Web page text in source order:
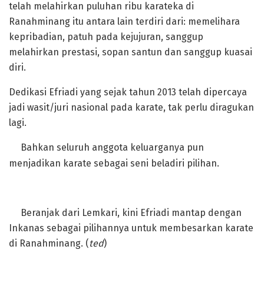
telah melahirkan puluhan ribu karateka di
Ranahminang itu antara lain terdiri dari: memelihara
kepribadian, patuh pada kejujuran, sanggup
melahirkan prestasi, sopan santun dan sanggup kuasai
diri.
‎Dedikasi Efriadi yang sejak tahun 2013 telah dipercaya
jadi wasit/juri nasional pada karate, tak perlu diragukan
lagi.
‎Bahkan seluruh anggota keluarganya pun
menjadikan karate sebagai seni beladiri pilihan.
‎Beranjak dari Lemkari, kini Efriadi mantap dengan
Inkanas sebagai pilihannya untuk membesarkan karate
di Ranahminang. (ted)